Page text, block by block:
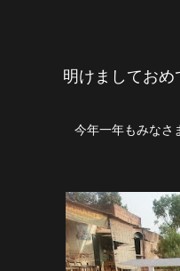
明けましてお
今年一年もみな